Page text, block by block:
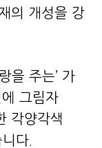
의 개성을 강
을 주는’ 가
그림자
각양각색
다.